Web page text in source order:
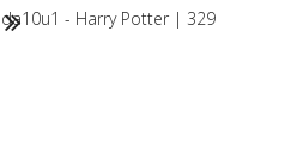
10u1 - Harry Potter | 329